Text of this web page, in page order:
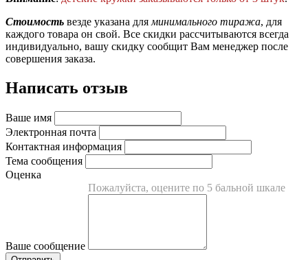
Стоимость везде указана для минимального тиража, для
каждого товара он свой. Все скидки рассчитываются всегда
индивидуально, вашу скидку сообщит Вам менеджер после
совершения заказа.
Написать отзыв
Ваше имя
Электронная почта
Контактная информация
Тема сообщения
Оценка
Пожалуйста, оцените по 5 бальной шкале
Ваше сообщение